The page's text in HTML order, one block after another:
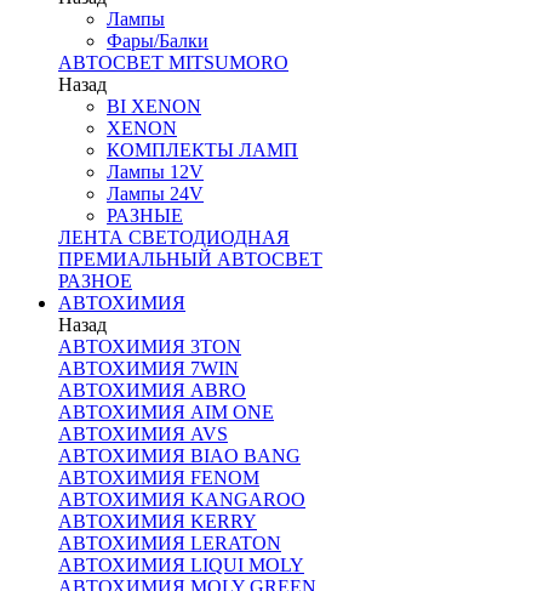
Лампы
Фары/Балки
АВТОСВЕТ MITSUMORO
Назад
BI XENON
XENON
КОМПЛЕКТЫ ЛАМП
Лампы 12V
Лампы 24V
РАЗНЫЕ
ЛЕНТА СВЕТОДИОДНАЯ
ПРЕМИАЛЬНЫЙ АВТОСВЕТ
РАЗНОЕ
АВТОХИМИЯ
Назад
АВТОХИМИЯ 3TON
АВТОХИМИЯ 7WIN
АВТОХИМИЯ ABRO
АВТОХИМИЯ AIM ONE
АВТОХИМИЯ AVS
АВТОХИМИЯ BIAO BANG
АВТОХИМИЯ FENOM
АВТОХИМИЯ KANGAROO
АВТОХИМИЯ KERRY
АВТОХИМИЯ LERATON
АВТОХИМИЯ LIQUI MOLY
АВТОХИМИЯ MOLY GREEN